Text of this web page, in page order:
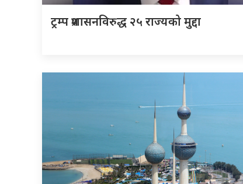
ट्रम्प प्रशासनविरुद्ध २५ राज्यको मुद्दा